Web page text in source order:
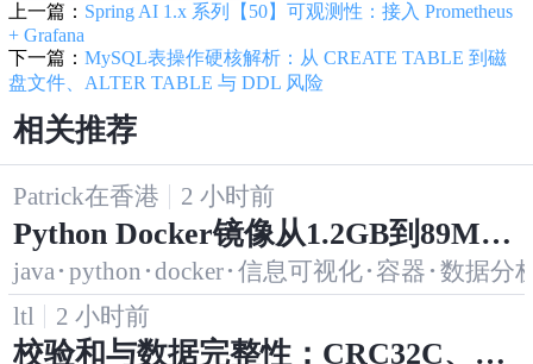
上一篇： Spring AI 1.x 系列【50】可观测性：接入 Prometheus
+ Grafana
下一篇： MySQL表操作硬核解析：从 CREATE TABLE 到磁
盘文件、ALTER TABLE 与 DDL 风险
相关推荐
Patrick在香港 2 小时前
Python Docker镜像从1.2GB到89M
B：多阶段构建的完整优化实录
java · python ·docker· 信息可视化· 容器 · 数据分
ltl
2 小时前
校验和与数据完整性：CRC32C、xx